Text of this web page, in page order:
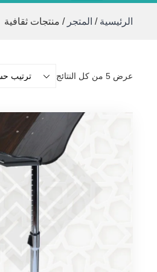
الرئيسية / المتجر / منتجات ثقافية
عرض ⁦5⁩ من كل النتائج
تم
الأحدث